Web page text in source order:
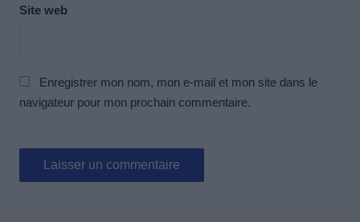
Site web
Enregistrer mon nom, mon e-mail et mon site dans le
navigateur pour mon prochain commentaire.